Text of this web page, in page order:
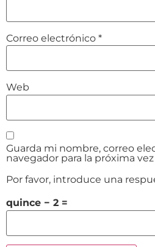
Correo electrónico *
Web
Guarda mi nombre, correo
navegador para la próxima
Por favor, introduce una
quince − 2 =